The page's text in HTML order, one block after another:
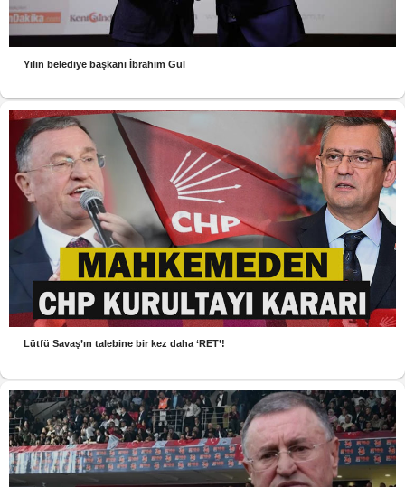
Yılın belediye başkanı İbrahim Gül
Lütfü Savaş’ın talebine bir kez daha ‘RET’!